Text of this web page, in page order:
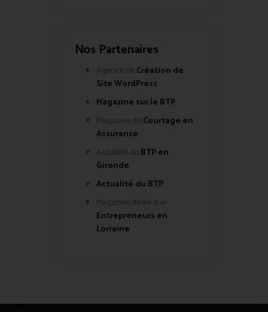
Nos Partenaires
Agence de Création de
Site WordPress
Magazine sur le BTP
Magazine du Courtage en
Assurance
Actualité du BTP en
Gironde
Actualité du BTP
Magazine dédié aux
Entrepreneurs en
Lorraine